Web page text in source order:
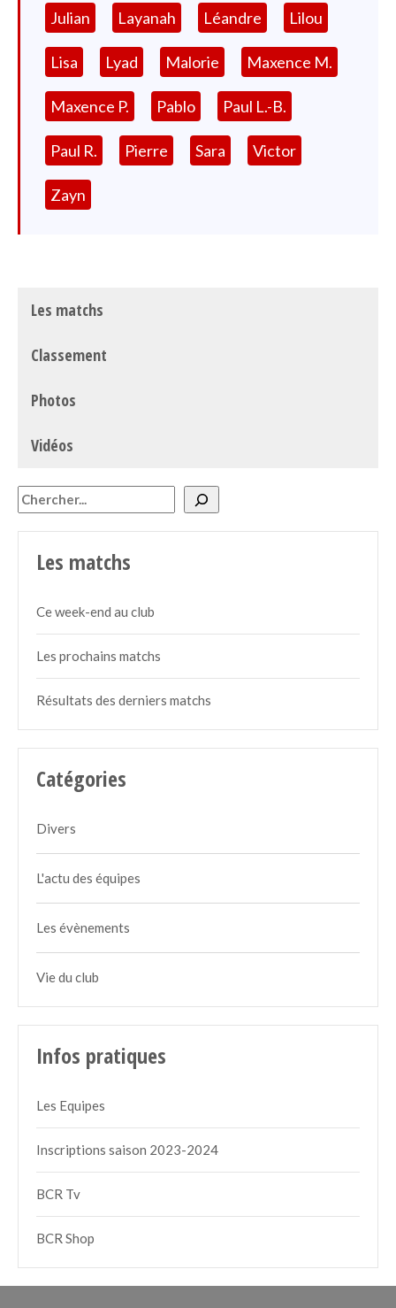
Julian Layanah Léandre Lilou
Lisa Lyad Malorie Maxence M.
Maxence P. Pablo Paul L.-B.
Paul R. Pierre Sara Victor
Zayn
Les matchs
Classement
Photos
Vidéos
Rechercher
Les matchs
Ce week-end au club
Les prochains matchs
Résultats des derniers matchs
Catégories
Divers
L'actu des équipes
Les évènements
Vie du club
Infos pratiques
Les Equipes
Inscriptions saison 2023-2024
BCR Tv
BCR Shop